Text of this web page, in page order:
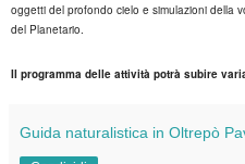
oggetti del profondo cielo e simulazioni della
del Planetario.
Il programma delle attività potrà subire
Guida naturalistica in Oltrepò